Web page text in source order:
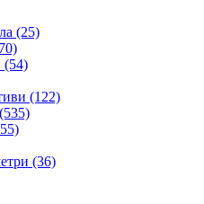
(25)
(54)
(122)
(535)
(36)